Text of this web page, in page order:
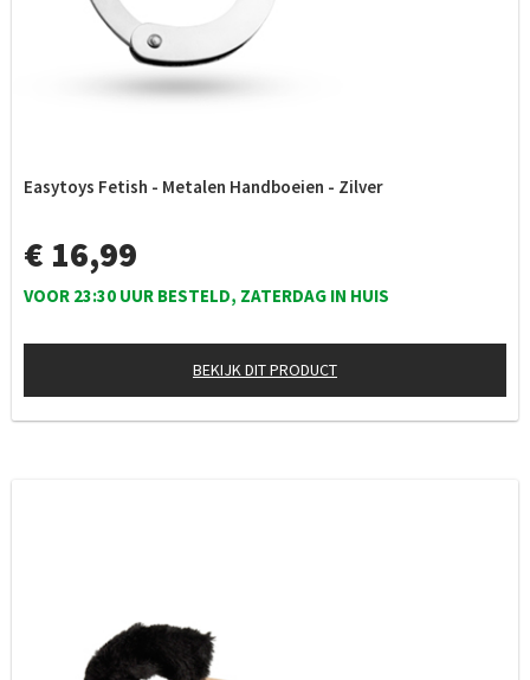
Easytoys Fetish - Metalen Handboeien - Zilver
€ 16,99
VOOR 23:30 UUR BESTELD, ZATERDAG IN HUIS
BEKIJK DIT PRODUCT